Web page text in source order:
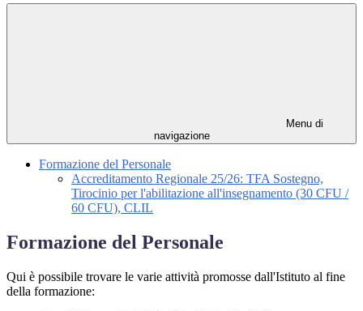
Menu di
navigazione
Formazione del Personale
Accreditamento Regionale 25/26: TFA Sostegno,
Tirocinio per l'abilitazione all'insegnamento (30 CFU /
60 CFU), CLIL
Formazione del Personale
Qui è possibile trovare le varie attività promosse dall'Istituto al fine
della formazione: